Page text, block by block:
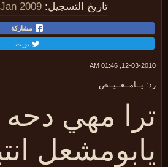
تاريخ التسجيل: Jan 2009
مشاركة
تويت
12-03-2010,
يــامــعــيــض
مهي دحه
انتبه